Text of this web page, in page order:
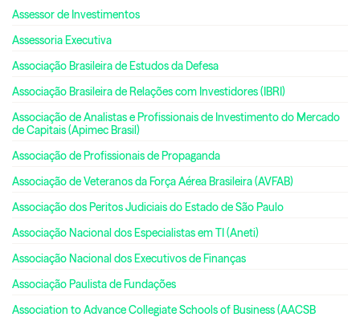
Assessor de Investimentos
Assessoria Executiva
Associação Brasileira de Estudos da Defesa
Associação Brasileira de Relações com Investidores (IBRI)
Associação de Analistas e Profissionais de Investimento do Mercado
de Capitais (Apimec Brasil)
Associação de Profissionais de Propaganda
Associação de Veteranos da Força Aérea Brasileira (AVFAB)
Associação dos Peritos Judiciais do Estado de São Paulo
Associação Nacional dos Especialistas em TI (Aneti)
Associação Nacional dos Executivos de Finanças
Associação Paulista de Fundações
Association to Advance Collegiate Schools of Business (AACSB